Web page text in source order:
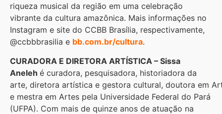
riqueza musical da região em uma celebração
vibrante da cultura amazônica. Mais informações no
Instagram e site do CCBB Brasília, respectivamente,
@ccbbbrasilia e bb.com.br/cultura.
CURADORA E DIRETORA ARTÍSTICA – Sissa
Aneleh é curadora, pesquisadora, historiadora da
arte, diretora artística e gestora cultural, doutora em
e mestra em Artes pela Universidade Federal do Pará
(UFPA). Com mais de quinze anos de atuação na